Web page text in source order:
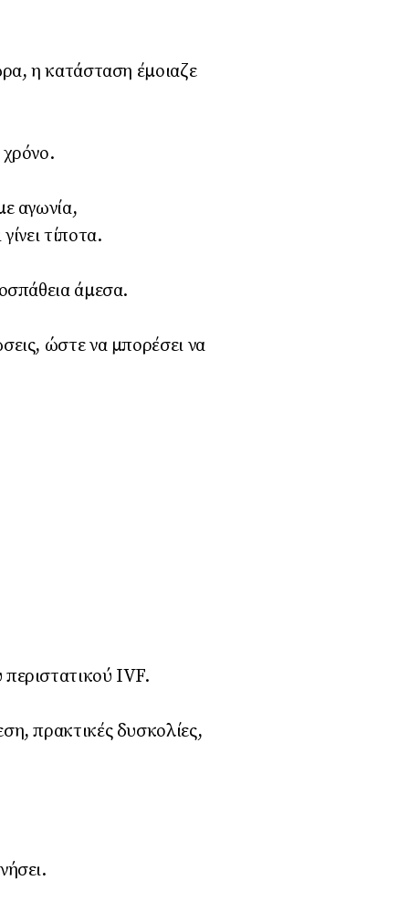
η κατάσταση έμοιαζε
αγωνία,
τίποτα.
άμεσα.
ώστε να μπορέσει να
IVF.
πρακτικές δυσκολίες,